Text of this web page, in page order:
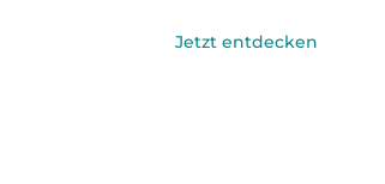
Jetzt entdecken